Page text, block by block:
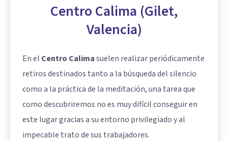
Centro Calima (Gilet,
Valencia)
En el Centro Calimasuelen realizar periódicamente
retiros destinados tanto a la búsqueda del silencio
como a la práctica de la meditación, una tarea que
como descubriremos no es muy difícil conseguir en
este lugar gracias a su entorno privilegiado y al
impecable trato de sus trabajadores.